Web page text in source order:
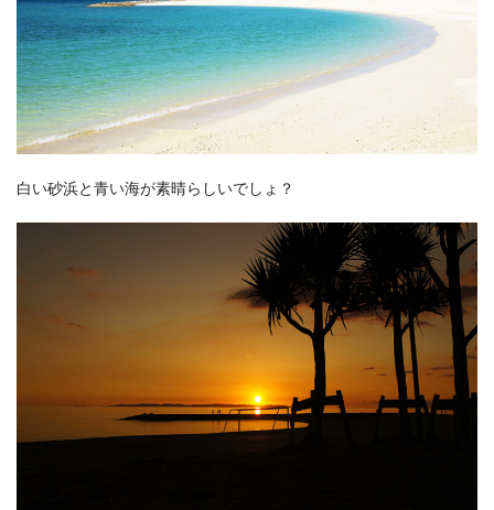
白い砂浜と青い海が素晴らしいでしょ？